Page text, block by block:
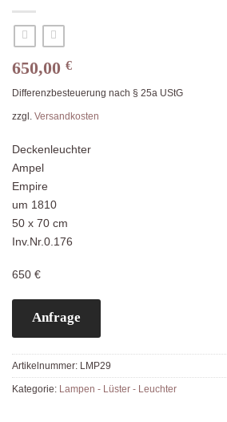
650,00 €
Differenzbesteuerung nach § 25a UStG
zzgl. Versandkosten
Deckenleuchter
Ampel
Empire
um 1810
50 x 70 cm
Inv.Nr.0.176
650 €
Anfrage
Artikelnummer: LMP29
Kategorie: Lampen - Lüster - Leuchter